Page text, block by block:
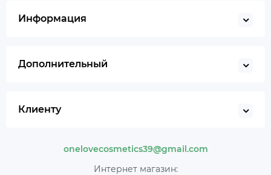
Информация
Дополнительный
Клиенту
onelovecosmetics39@gmail.com
Интернет магазин: